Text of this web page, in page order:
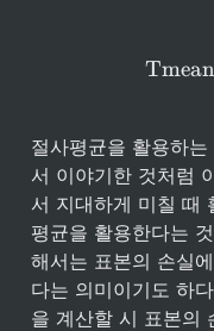
Tmean
절사평균을 활용하
서 이야기한 것처럼
서 지대하게 미칠 때
평균을 활용한다는
해서는 표본의 손실
다는 의미이기도 하
을 계산할 시 표본의